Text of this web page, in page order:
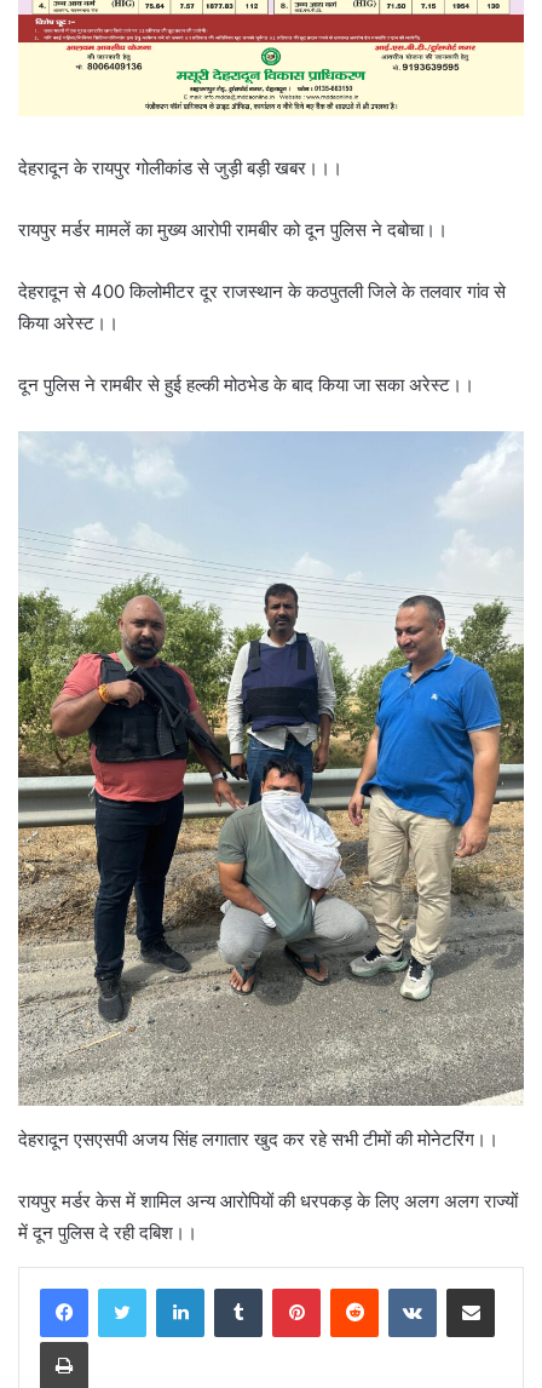
देहरादून के रायपुर गोलीकांड से जुड़ी बड़ी खबर।।।
रायपुर मर्डर मामलें का मुख्य आरोपी रामबीर को दून पुलिस ने दबोचा।।
देहरादून से 400 किलोमीटर दूर राजस्थान के कठपुतली जिले के तलवार गांव से
किया अरेस्ट।।
दून पुलिस ने रामबीर से हुई हल्की मोठभेड के बाद किया जा सका अरेस्ट।।
देहरादून एसएसपी अजय सिंह लगातार खुद कर रहे सभी टीमों की मोनेटरिंग।।
रायपुर मर्डर केस में शामिल अन्य आरोपियों की धरपकड़ के लिए अलग अलग राज्यों
में दून पुलिस दे रही दबिश।।
LinkedInTumblr PinterestReddit VKontakteShare via Email
Print